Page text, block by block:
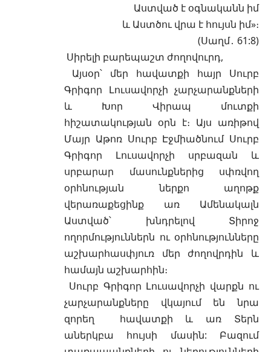
Աստված է օգնականն իմ
և Աստծու վրա է հույսն իմ»։
(Սաղմ․ 61:8)
Սիրելի բարեպաշտ ժողովուրդ,
Այսօր՝ մեր հավատքի հայր Սուրբ
Գրիգոր Լուսավորչի չարչարանքների
և Խոր Վիրապ մուտքի
հիշատակության օրն է։ Այս առիթով
Մայր Աթոռ Սուրբ Էջմիածնում Սուրբ
Գրիգոր Լուսավորչի սրբազան և
սրբարար մասունքներից սփռվող
օրհնության ներքո աղոթք
վերառաքեցինք առ Ամենակալն
Աստված՝ խնդրելով Տիրոջ
ողորմություններն ու օրհնությունները
աշխարհասփյուռ մեր ժողովրդին և
համայն աշխարհին։
Սուրբ Գրիգոր Լուսավորչի վարքն ու
չարչարանքները վկայում են նրա
զորեղ հավատքի և առ Տերն
աներկբա հույսի մասին: Բազում